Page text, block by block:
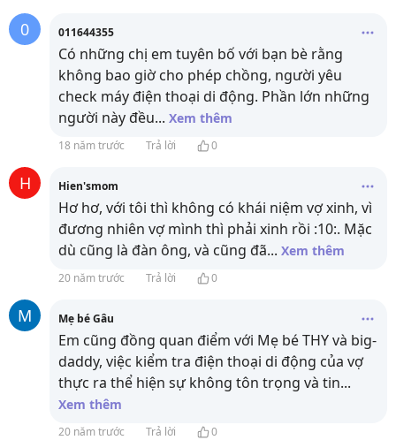
0 011644355
Có những chị em tuyên bố với bạn bè rằng
không bao giờ cho phép chồng, người yêu
check máy điện thoại di động. Phần lớn những
người này đều... Xem thêm
18 năm trước Trả lời 0
H Hien'smom
Hơ hơ, với tôi thì không có khái niệm vợ xinh, vì
đương nhiên vợ mình thì phải xinh rồi :10:. Mặc
dù cũng là đàn ông, và cũng đã... Xem thêm
20 năm trước Trả lời 0
M Mẹ bé Gâu
Em cũng đồng quan điểm với Mẹ bé THY và big-
daddy, việc kiểm tra điện thoại di động của vợ
thực ra thể hiện sự không tôn trọng và tin...
Xem thêm
20 năm trước Trả lời 0